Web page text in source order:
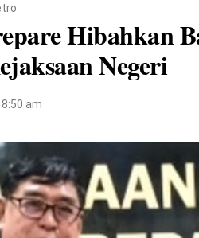
Hibahkan
Negeri
am